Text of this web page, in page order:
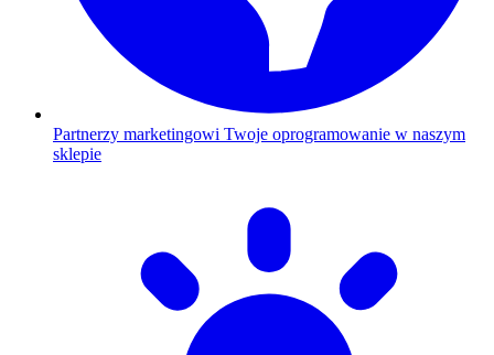
Partnerzy marketingowi Twoje oprogramowanie w naszym
sklepie